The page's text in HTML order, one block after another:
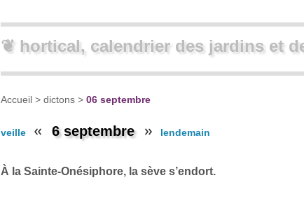
❦ hortical, calendrier des jardins et
Accueil > dictons > 06 septembre
veille 6 septembre lendemain
À la Sainte-Onésiphore, la sève s’endort.